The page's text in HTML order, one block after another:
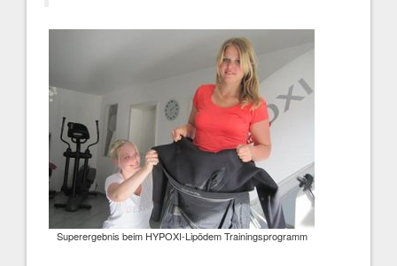
Superergebnis beim HYPOXI-Lipödem Trainingsprogramm